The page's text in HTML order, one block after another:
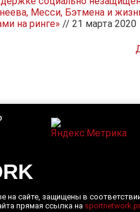
Месси, Бэтмена и
на ринге» // 21 марта 2020
на сайте, защищены в
прямая ссылка на